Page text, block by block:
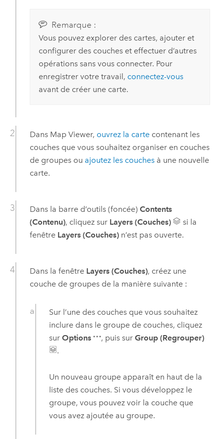
Remarque :
Vous pouvez explorer des cartes, ajouter et
configurer des couches et effectuer d’autres
opérations sans vous connecter. Pour
enregistrer votre travail, connectez-vous
avant de créer une carte.
Dans Map Viewer, ouvrez la cartecontenant les
couches que vous souhaitez organiser en couches
de groupes ou ajoutez les couchesà une nouvelle
carte.
Dans la barre d’outils (foncée) Contents
(Contenu), cliquez sur Layers (Couches)
si la
fenêtre Layers (Couches)n’est pas ouverte.
Dans la fenêtre Layers (Couches), créez une
couche de groupes de la manière suivante :
Sur l’une des couches que vous souhaitez
inclure dans le groupe de couches, cliquez
surOptions , puis surGroup (Regrouper)
.
Un nouveau groupe apparaît en haut de la
liste des couches. Si vous développez le
groupe, vous pouvez voir la couche que
vous avez ajoutée au groupe.